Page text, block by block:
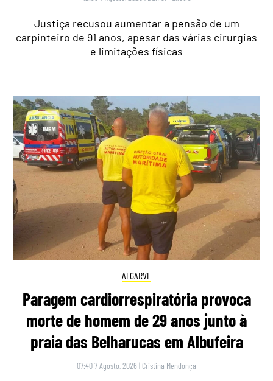
Justiça recusou aumentar a pensão de um
carpinteiro de 91 anos, apesar das várias cirurgias
e limitações físicas
ALGARVE
Paragem cardiorrespiratória provoca
morte de homem de 29 anos junto à
praia das Belharucas em Albufeira
07:40 7 Agosto, 2026 | Cristina Mendonça